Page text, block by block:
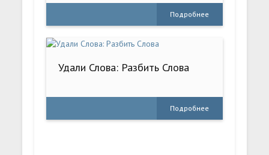
Подробнее
Удали Слова: Разбить Слова
Подробнее